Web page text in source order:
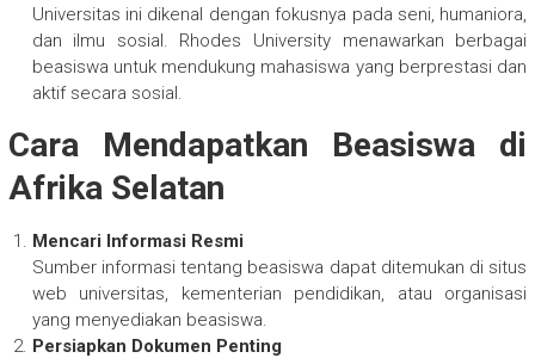
Universitas ini dikenal dengan fokusnya pada seni, humaniora,
dan ilmu sosial. Rhodes University menawarkan berbagai
beasiswa untuk mendukung mahasiswa yang berprestasi dan
aktif secara sosial.
Cara Mendapatkan Beasiswa di
Afrika Selatan
Mencari Informasi Resmi
Sumber informasi tentang beasiswa dapat ditemukan di situs
web universitas, kementerian pendidikan, atau organisasi
yang menyediakan beasiswa.
Persiapkan Dokumen Penting